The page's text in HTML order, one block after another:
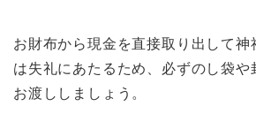
お財布から現金を直接取り出して神
は失礼にあたるため、必ずのし袋や
お渡ししましょう。